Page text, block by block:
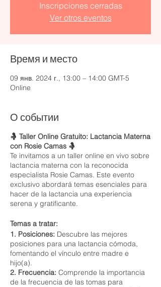
Inscripciones cerradas
Ver otros eventos
Время и место
09 янв. 2024 г., 13:00 – 14:00 GMT-5
Online
О событии
🤱 Taller Online Gratuito: Lactancia Materna
con Rosie Camas 🤱
Te invitamos a un taller online en vivo sobre
lactancia materna con la reconocida
especialista Rosie Camas. Este evento
exclusivo abordará temas esenciales para
hacer de la lactancia una experiencia
serena y gratificante.
Temas a tratar:
1. Posiciones: Descubre las mejores
posiciones para una lactancia cómoda,
fomentando el vínculo entre madre e
hijo(a).
2. Frecuencia: Comprende la importancia
de la frecuencia de las tomas para